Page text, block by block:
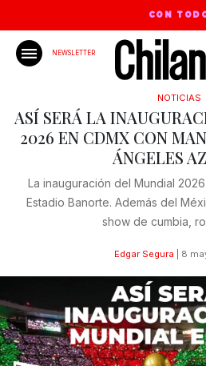
CON
NEWSLETTER
NOTICIAS
ASÍ SERÁ LA
2026 EN CDMX CON
ÁNGELES
La inauguración del Mundial
Estadio Banorte. Además del
show de cumbia,
Edgar Segura 8